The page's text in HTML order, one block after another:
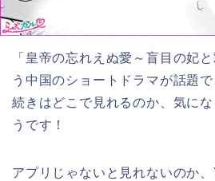
「皇帝の忘れえぬ愛～盲目の妃
う中国のショートドラマが話題
続きはどこで見れるのか、気に
うです！
アプリじゃないと見れないのか